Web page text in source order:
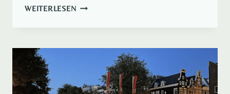
WEITERLESENMAGISCHE
ZU
POLARLICHTER
KIRUNA